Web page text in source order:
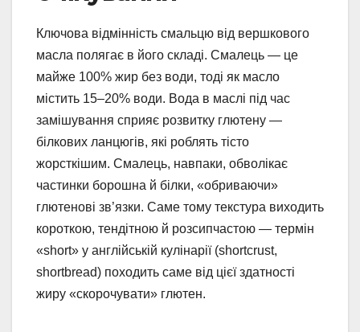
Ключова відмінність смальцю від вершкового
масла полягає в його складі. Смалець — це
майже 100% жир без води, тоді як масло
містить 15–20% води. Вода в маслі під час
замішування сприяє розвитку глютену —
білкових ланцюгів, які роблять тісто
жорсткішим. Смалець, навпаки, обволікає
частинки борошна й білки, «обриваючи»
глютенові зв’язки. Саме тому текстура виходить
короткою, тендітною й розсипчастою — термін
«short» у англійській кулінарії (shortcrust,
shortbread) походить саме від цієї здатності
жиру «скорочувати» глютен.